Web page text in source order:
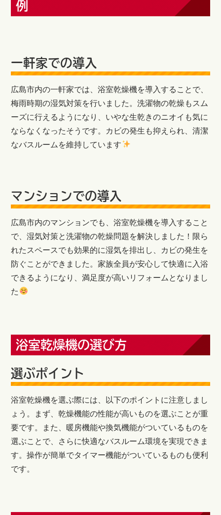
例
一軒家での導入
広島市内の一軒家では、浴室乾燥機を導入することで、
梅雨時期の湿気対策を行いました。洗濯物の乾燥もスム
ーズに行えるようになり、いやな生乾きのニオイも気に
ならなくなったそうです。カビの発生も抑えられ、清潔
なバスルームを維持しています
マンションでの導入
広島市内のマンションでも、浴室乾燥機を導入すること
で、湿気対策と洗濯物の乾燥問題を解決しました！限ら
れたスペースでも効果的に湿気を排出し、カビの発生を
防ぐことができました。家族全員が安心して快適に入浴
できるようになり、満足度が高いリフォームとなりまし
た
浴室乾燥機の選び方
選ぶポイント
浴室乾燥機を選ぶ際には、以下のポイントに注意しまし
ょう。まず、乾燥機能の性能が高いものを選ぶことが重
要です。また、暖房機能や換気機能がついているものを
選ぶことで、さらに快適なバスルーム環境を実現できま
す。操作が簡単でタイマー機能がついているものも便利
です。